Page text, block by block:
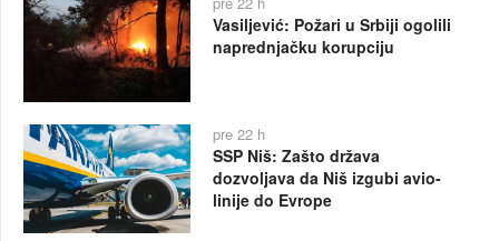
Vasiljević: Požari u Srbiji ogolili
naprednjačku korupciju
pre 22 h
SSP Niš: Zašto država
dozvoljava da Niš izgubi avio-
linije do Evrope